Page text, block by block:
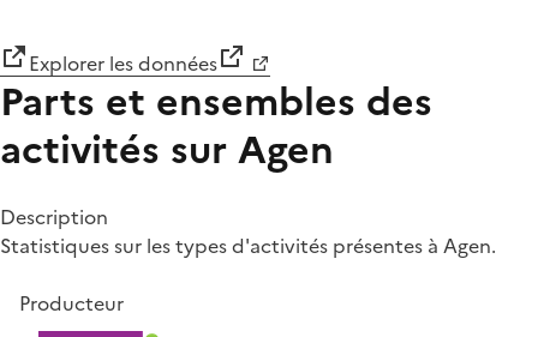
Explorer les données
Parts et ensembles des
activités sur Agen
Description
Statistiques sur les types d'activités présentes à Agen.
Producteur